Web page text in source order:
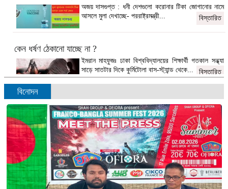
অজয় দাসগুপ্ত : ধনী দেশগুলো করোনার টিকা জোগানোর নামে
আসলে মুলা দেখাচ্ছে- পররাষ্ট্রমন্ত্রী...
বিস্তারিত
কেন ধর্ষণ ঠেকানো যাচ্ছে না ?
ইমরান মাহফুজঃ ঢাকা বিশ্ববিদ্যালয়ের শিক্ষার্থী গতকাল সন্ধ্যা
সাড়ে সাতটার দিকে কুর্মিটোলা বাস-স্ট্যান্ড থেকে...
বিস্তারিত
মায়ের কাছে থেকে সন্তান চিনছে অক্ষর, শিখছে ভাষা
ডেস্ক রিপোর্টঃ শিশুর অর্থবোধক অস্পষ্ট বাক প্রয়াসের মতো কি
একটা শব্দ হয়ে বেরিয়ে...
বিস্তারিত
ফলাফল প্রত্যাখ্যান করলেও বিএনপি ধ্বংসাত্মক কোনো কর্মসূচি দেয়নি:
সোহরাব হাসান
ডেক্স রিপোর্টঃ নির্বাচনের পর বিএনপি ফলাফল প্রত্যাখ্যান
বিনোদন